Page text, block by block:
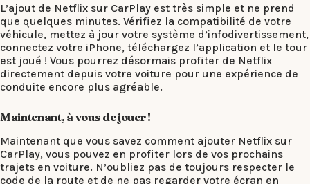
L’ajout de Netflix sur CarPlay est très simple et ne prend
que quelques minutes. Vérifiez la compatibilité de votre
véhicule, mettez à jour votre système d’infodivertissement,
connectez votre iPhone, téléchargez l’application et le tour
est joué ! Vous pourrez désormais profiter de Netflix
directement depuis votre voiture pour une expérience de
conduite encore plus agréable.
Maintenant, à vous de jouer !
Maintenant que vous savez comment ajouter Netflix sur
CarPlay, vous pouvez en profiter lors de vos prochains
trajets en voiture. N’oubliez pas de toujours respecter le
code de la route et de ne pas regarder votre écran en